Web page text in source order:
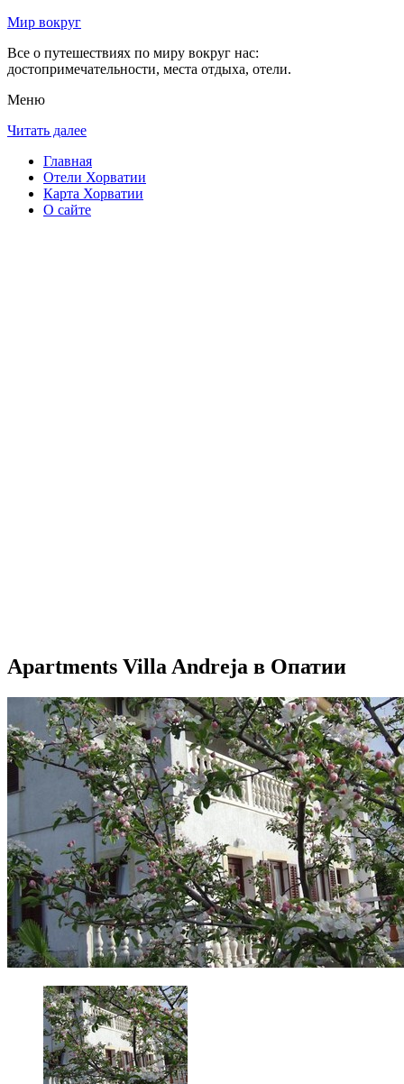
Мир вокруг
Все о путешествиях по миру вокруг нас:
достопримечательности, места отдыха, отели.
Меню
Читать далее
Главная
Отели Хорватии
Карта Хорватии
О сайте
Apartments Villa Andreja в Опатии